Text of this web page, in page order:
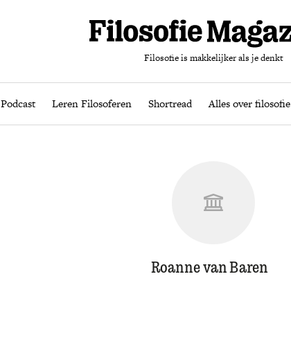
Filosofie is makkelijker als je denkt
Podcast Leren Filosoferen Shortread Alles over filosofie
Evenementen Podcast Leren Filosoferen Shortread
Roanne van Baren